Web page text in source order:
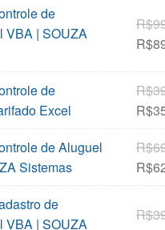
de
VBA | SOUZA
R$
R$
de
Excel
R$
R$
de Aluguel
Sistemas
R$
R$
de
VBA | SOUZA
R$